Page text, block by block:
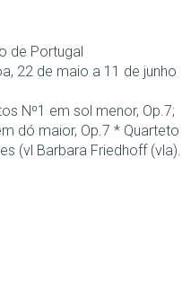
de Portugal
22 de maio a 11 de junho
Nº1 em sol menor, Op.7;
dó maior, Op.7 * Quarteto
(vl Barbara Friedhoff (vla).